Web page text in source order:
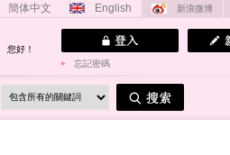
簡体中文 English 新浪微博
您好！
忘記密碼